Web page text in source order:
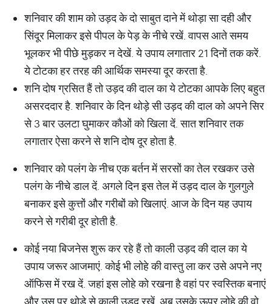
शनिवार की शाम को उड़द के दो साबुत दाने में थोड़ा सा दही और
सिंदूर मिलाकर इसे पीपल के पेड़ के नीचे रखें. वापस आते समय
भूलकर भी पीछे मुड़कर न देखें. ये उपाय लगातार 21 दिनों तक करें.
ये टोटका हर तरह की आर्थिक समस्या दूर करता है.
शनि दोष ग्रसित हैं तो उड़द की दाल का ये टोटका आपके लिए बहुत
असरददार है. शनिवार के दिन थोड़े सी उड़द की दाल को अपने सिर
से 3 बार उलटा घुमाकर कौओं को खिला दें. सात शनिवार तक
लगातार ऐसा करने से शनि दोष दूर होता है.
शनिवार को पलंग के नीच एक बर्तन में सरसों का तेल रखकर उसे
पलंग के नीचे डाल दें. अगले दिन इस तेल में उड़द दाल के गुलगुले
बनाकर इसे कुत्तों और गरीबों को खिलाएं. आज के दिन यह उपाय
करने से गरीबी दूर होती है.
कोई नया बिजनेस शुरू कर रहे हैं तो काली उड़द की दाल का ये
उपाय जरूर आजमाएं. कोई भी लोहे की वास्तु ला कर उसे अपने नए
ऑफिस में रख दें. जहां इस लोहे को रखना है वहां पर स्वस्तिक बनाएं